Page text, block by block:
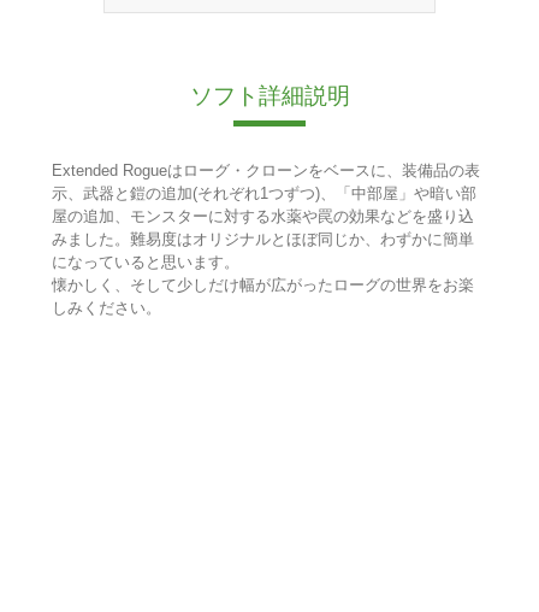
ソフト詳細説明
Extended Rogueはローグ・クローンをベースに、装備品の表
示、武器と鎧の追加(それぞれ1つずつ)、「中部屋」や暗い部
屋の追加、モンスターに対する水薬や罠の効果などを盛り込
みました。難易度はオリジナルとほぼ同じか、わずかに簡単
になっていると思います。
懐かしく、そして少しだけ幅が広がったローグの世界をお楽
しみください。